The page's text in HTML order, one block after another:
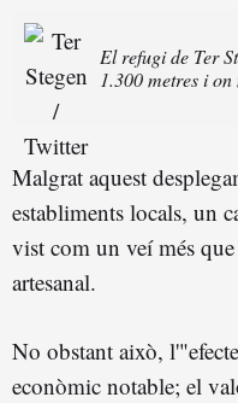
El refugi de Ter
1.300 metres i
Malgrat aquest
establiments locals, un
vist com un veí més
artesanal.
No obstant això,
econòmic notable; el